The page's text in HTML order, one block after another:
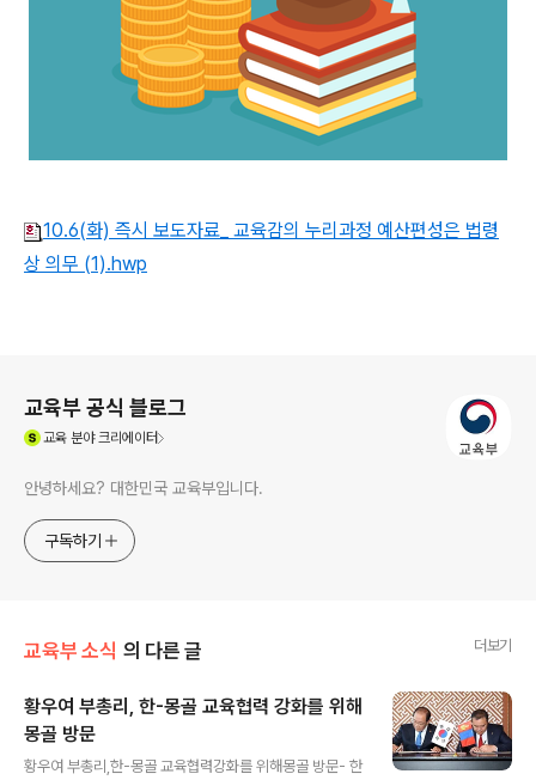
10.6(화) 즉시 보도자료_ 교육감의 누리과정 예산편성은 법령
상 의무 (1).hwp
교육부 공식 블로그
교육분야 크리에이터
안녕하세요? 대한민국 교육부입니다.
구독하기
교육부 소식 의 다른 글 더보기
황우여 부총리, 한-몽골 교육협력 강화를 위해
몽골 방문
황우여 부총리,한-몽골 교육협력강화를 위해몽골 방문- 한